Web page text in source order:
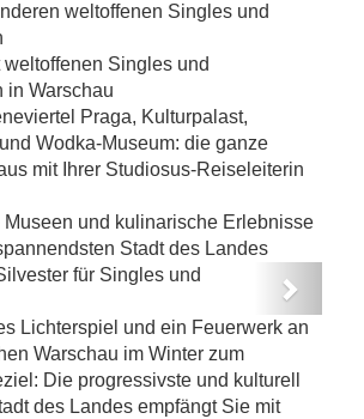
weltoffenen Singles und
weltoffenen Singles und
in Warschau
Praga, Kulturpalast,
Wodka-Museum: die ganze
mit Ihrer Studiosus-Reiseleiterin
Museen und kulinarische Erlebnisse
Stadt des Landes
Warschau – Silvester für
Alleinreisende
Next
Lichterspiel und ein Feuerwerk an
Warschau im Winter zum
Die progressivste und kulturell
des Landes empfängt Sie mit